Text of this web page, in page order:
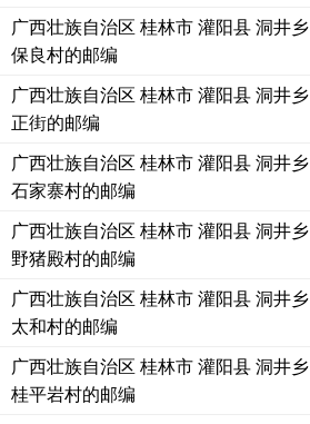
广西壮族自治区 桂林市 灌阳县 洞井乡
保良村的邮编
广西壮族自治区 桂林市 灌阳县 洞井乡
正街的邮编
广西壮族自治区 桂林市 灌阳县 洞井乡
石家寨村的邮编
广西壮族自治区 桂林市 灌阳县 洞井乡
野猪殿村的邮编
广西壮族自治区 桂林市 灌阳县 洞井乡
太和村的邮编
广西壮族自治区 桂林市 灌阳县 洞井乡
桂平岩村的邮编